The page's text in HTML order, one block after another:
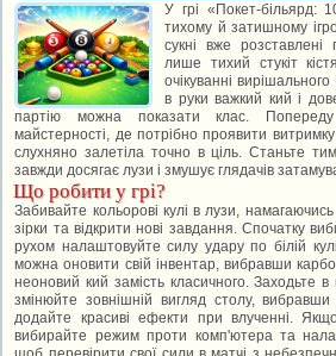
У грі «Покет-більярд:
тихому й затишному
сукні вже розставлені
лише тихий стукіт
очікуванні
в руки важкий кий і
партію можна показати клас.
майстерності, де потрібно проявити
слухняно залетіла точно в ціль. Станьте
завжди досягає лузи і змушує глядачів
Що робити у грі?
Забивайте кольорові кулі в лузи,
зірки та відкрити нові завдання. Спочатку
рухом налаштовуйте силу удару по білій
можна оновити свій інвентар, вибравши
неоновий кий замість класичного. Заходьте в
змінюйте зовнішній вигляд столу,
додайте красиві ефекти при влученні.
вибирайте режим проти комп'ютера та